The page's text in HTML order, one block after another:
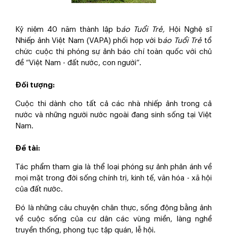
Kỷ niệm 40 năm thành lập báo Tuổi Trẻ, Hội Nghệ sĩ
Nhiếp ảnh Việt Nam (VAPA) phối hợp với báo Tuổi Trẻ tổ
chức cuộc thi phóng sự ảnh báo chí toàn quốc với chủ
đề “Việt Nam - đất nước, con người”.
Đối tượng:
​Cuộc thi dành cho tất cả các nhà nhiếp ảnh trong cả
nước và những người nước ngoài đang sinh sống tại Việt
Nam.
Đề tài:
Tác phẩm tham gia là thể loại phóng sự ảnh phản ánh về
mọi mặt trong đời sống chính trị, kinh tế, văn hóa - xã hội
của đất nước.
Đó là những câu chuyện chân thực, sống động bằng ảnh
về cuộc sống của cư dân các vùng miền, làng nghề
truyền thống, phong tục tập quán, lễ hội.